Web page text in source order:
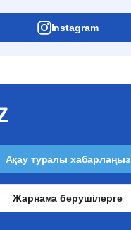
Instagram
Ақау туралы хабарлаңыз
Жарнама берушілерге